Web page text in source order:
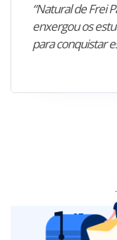
“Natural de Frei
enxergou os
para conquistar